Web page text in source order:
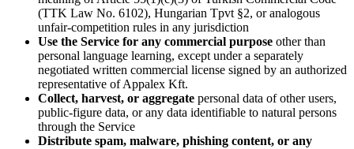
(TTK Law No. 6102), Hungarian Tpvt §2, or analogous
unfair-competition rules in any jurisdiction
Use the Service for any commercial purpose other than
personal language learning, except under a separately
negotiated written commercial license signed by an authorized
representative of Appalex Kft.
Collect, harvest, or aggregate personal data of other users,
public-figure data, or any data identifiable to natural persons
through the Service
Distribute spam, malware, phishing content, or any